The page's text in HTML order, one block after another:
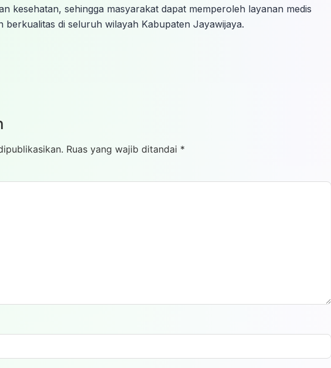
kesehatan, sehingga masyarakat dapat memperoleh layanan medis
berkualitas di seluruh wilayah Kabupaten Jayawijaya.
Ruas yang wajib ditandai *